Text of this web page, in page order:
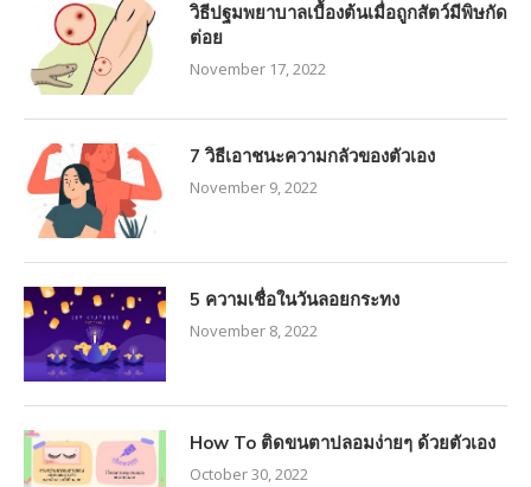
วิธีปฐมพยาบาลเบื้องต้นเมื่อถูกสัตว์มีพิษกัด
ต่อย
November 17, 2022
7 วิธีเอาชนะความกลัวของตัวเอง
November 9, 2022
5 ความเชื่อในวันลอยกระทง
November 8, 2022
How To ติดขนตาปลอมง่ายๆ ด้วยตัวเอง
October 30, 2022